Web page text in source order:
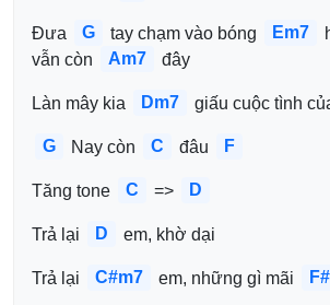
Đưa G tay chạm vào bóng Em7
vẫn còn
Am7 đây
Làn mây kia Dm7 giấu cuộc tình
G Nay còn C đâu F
Tăng tone C => D
Trả lại D em, khờ dại
Trả lại C#m7 em, những gì mãi